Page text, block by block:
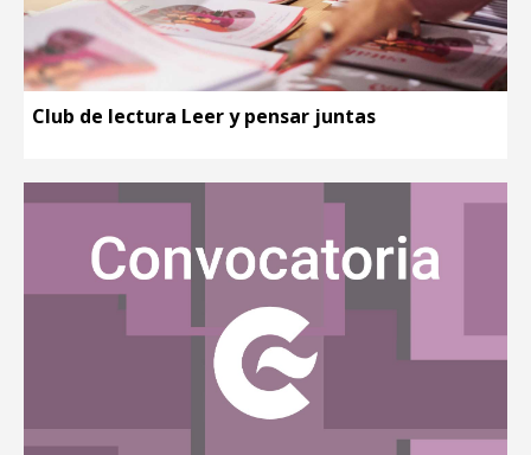
Club de lectura Leer y pensar juntas